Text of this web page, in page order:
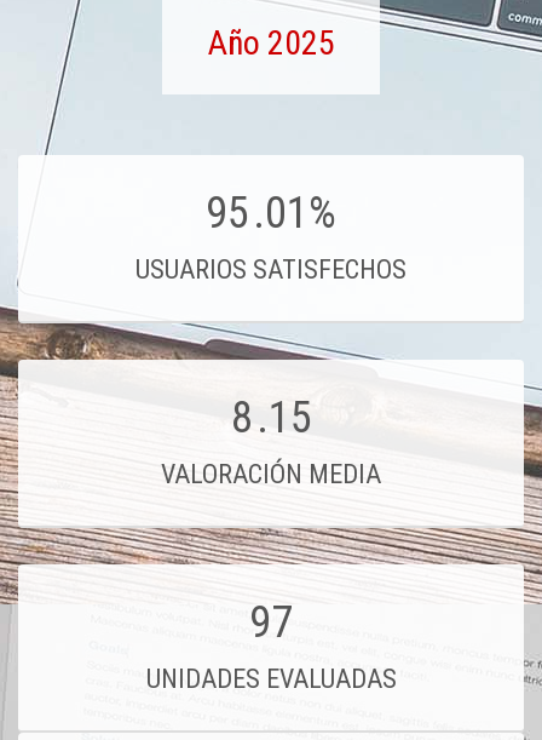
Año 2025
95.01%
USUARIOS SATISFECHOS
8.15
VALORACIÓN MEDIA
97
UNIDADES EVALUADAS